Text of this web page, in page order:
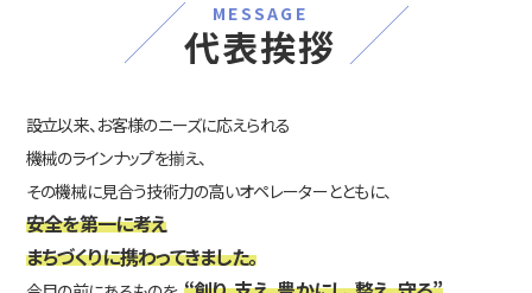
MESSAGE
代表挨拶
設立以来、お客様のニーズに応えられる
機械のラインナップを揃え、
その機械に見合う技術力の高いオペレーターとともに、
安全を第一に考え
まちづくりに携わってきました。